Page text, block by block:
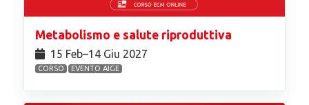
Metabolismo e salute riproduttiva
15 Feb⁠–14 Giu 2027
CORSO EVENTO AIGE